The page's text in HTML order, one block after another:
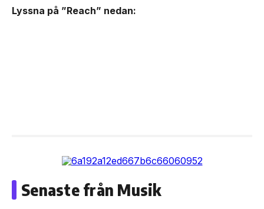
Lyssna på ”Reach” nedan:
Senaste från Musik